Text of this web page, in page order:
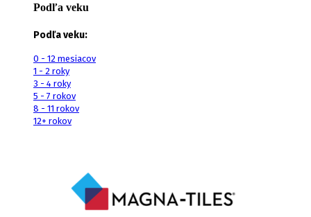
Podľa veku
Podľa veku:
0 - 12 mesiacov
1 - 2 roky
3 - 4 roky
5 - 7 rokov
8 - 11 rokov
12+ rokov